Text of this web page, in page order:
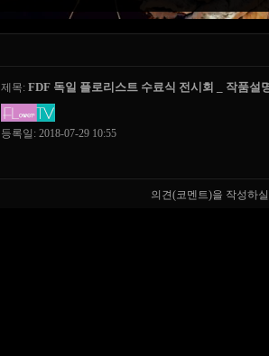
제목: FDF 독일 플로리스트 수료식 전시회 _ 작품설
등록일: 2018-07-29 10:55
의견(코멘트)을 작성하